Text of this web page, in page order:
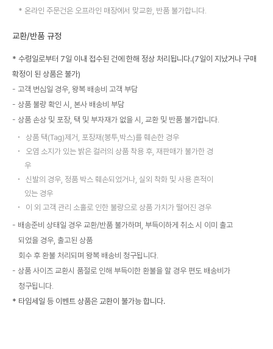
온라인 주문건은 오프라인 매장에서 맞교환, 반품 불가합니다.
교환/반품 규정
* 수령일로부터 7일 이내 접수된 건에 한해 정상 처리됩니다.(7일이 지났거나 구매
확정이 된 상품은 불가)
고객 변심일 경우, 왕복 배송비 고객 부담
상품 불량 확인 시, 본사 배송비 부담
상품 손상 및 포장, 택 및 부자재가 없을 시, 교환 및 반품 불가합니다.
상품 택(Tag)제거, 포장재(봉투,박스)를 훼손한 경우
오염 소지가 있는 밝은 컬러의 상품 착용 후, 재판매가 불가한 경
우
신발의 경우, 정품 박스 훼손되었거나, 실외 착화 및 사용 흔적이
있는 경우
이 외 고객 관리 소홀로 인한 불량으로 상품 가치가 떨어진 경우
배송준비 상태일 경우 교환/반품 불가하며, 부득이하게 취소 시 이미 출고
되었을 경우, 출고된 상품
회수 후 환불 처리되며 왕복 배송비 청구됩니다.
상품 사이즈 교환시 품절로 인해 부득이한 환불을 할 경우 편도 배송비가
청구됩니다.
* 타임세일 등 이벤트 상품은 교환이 불가능 합니다.